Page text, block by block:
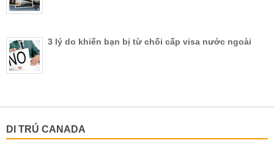
3 lý do khiến bạn bị từ chối cấp visa nước ngoài
DI TRÚ CANADA